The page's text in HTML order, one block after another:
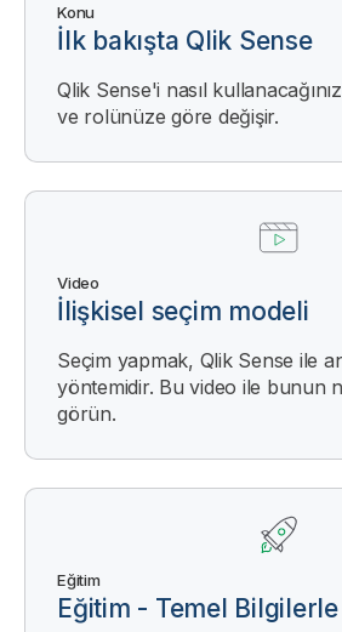
Konu
İlk bakışta Qlik Sense
Qlik Sense'i nasıl
ve rolünüze göre değişir.
Video
İlişkisel seçim modeli
Seçim yapmak, Qlik Sense ile
yöntemidir. Bu video ile bunun
görün.
Eğitim
Eğitim - Temel Bilgilerle